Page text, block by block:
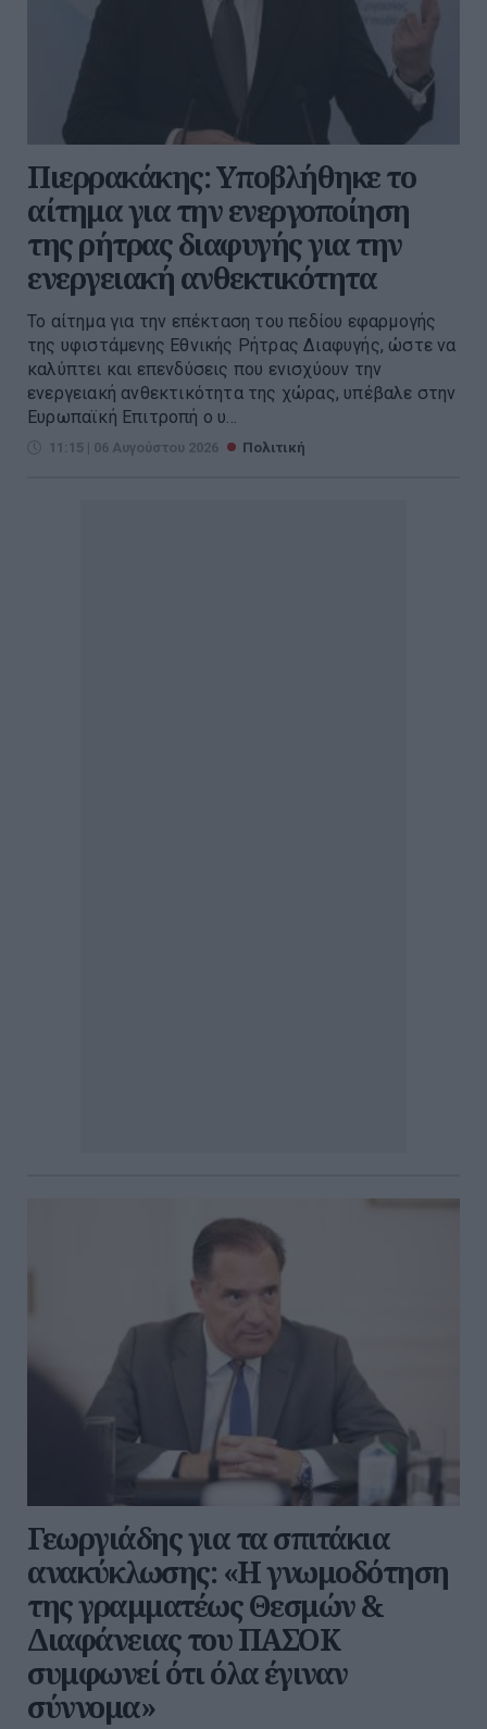
Πιερρακάκης: Υποβλήθηκε το
αίτημα για την ενεργοποίηση
της ρήτρας διαφυγής για την
ενεργειακή ανθεκτικότητα
Το αίτημα για την επέκταση του πεδίου εφαρμογής
της υφιστάμενης Εθνικής Ρήτρας Διαφυγής, ώστε να
καλύπτει και επενδύσεις που ενισχύουν την
ενεργειακή ανθεκτικότητα της χώρας, υπέβαλε στην
Ευρωπαϊκή Επιτροπή ο υ...
11:15 | 06 Αυγούστου 2026 Πολιτική
Γεωργιάδης για τα σπιτάκια
ανακύκλωσης: «Η γνωμοδότηση
της γραμματέως Θεσμών &
Διαφάνειας του ΠΑΣΟΚ
συμφωνεί ότι όλα έγιναν
σύννομα»